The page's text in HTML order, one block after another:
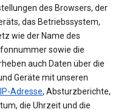
des Browsers, der
das Betriebssystem,
wie der Name des
sowie die
auch Daten über die
Geräte mit unseren
IP-Adresse, Absturzberichte,
die Uhrzeit und die